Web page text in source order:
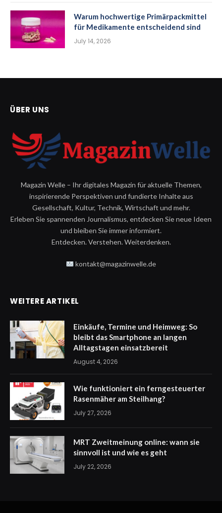
Warum hochwertige Primärpackmittel
für Medikamente entscheidend sind
July 14, 2026
ÜBER UNS
Magazin Welle – Ihr digitales Magazin für aktuelle Themen,
inspirierende Perspektiven und fundierte Inhalte aus
Gesellschaft, Kultur, Technik, Wirtschaft und mehr.
Erleben Sie spannenden Journalismus, entdecken Sie neue Ideen
und bleiben Sie immer informiert.
Entdecken. Verstehen. Weiterdenken.
kontakt@magazinwelle.de
WEITERE ARTIKEL
Einkäufe, Termine und Heimweg: So
bleibt das Smartphone an langen
Alltagstagen einsatzbereit
August 4, 2026
Wie funktioniert ein ferngesteuerter
Rasenmäher am Steilhang?
July 27, 2026
MRT Zweitmeinung online: wann sie
sinnvoll ist und wie es geht
July 22, 2026